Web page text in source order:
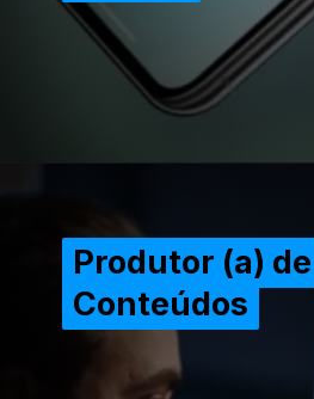
Produtor (a) de
Conteúdos
Produtor (a) de
Conteúdos